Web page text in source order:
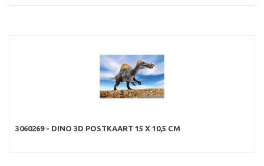
3060269 - DINO 3D POSTKAART 15 X 10,5 CM